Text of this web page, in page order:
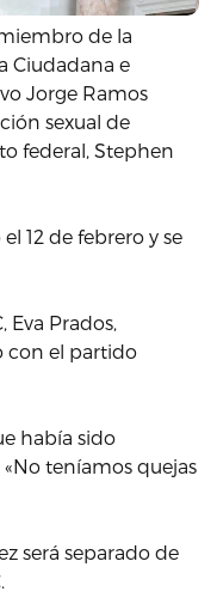
de la
Ciudadana e
Jorge Ramos
sexual de
federal, Stephen
12 de febrero y se
Eva Prados,
con el partido
había sido
teníamos quejas
será separado de